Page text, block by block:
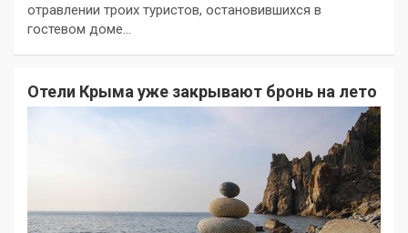
отравлении троих туристов, остановившихся в
гостевом доме…
Отели Крыма уже закрывают бронь на лето